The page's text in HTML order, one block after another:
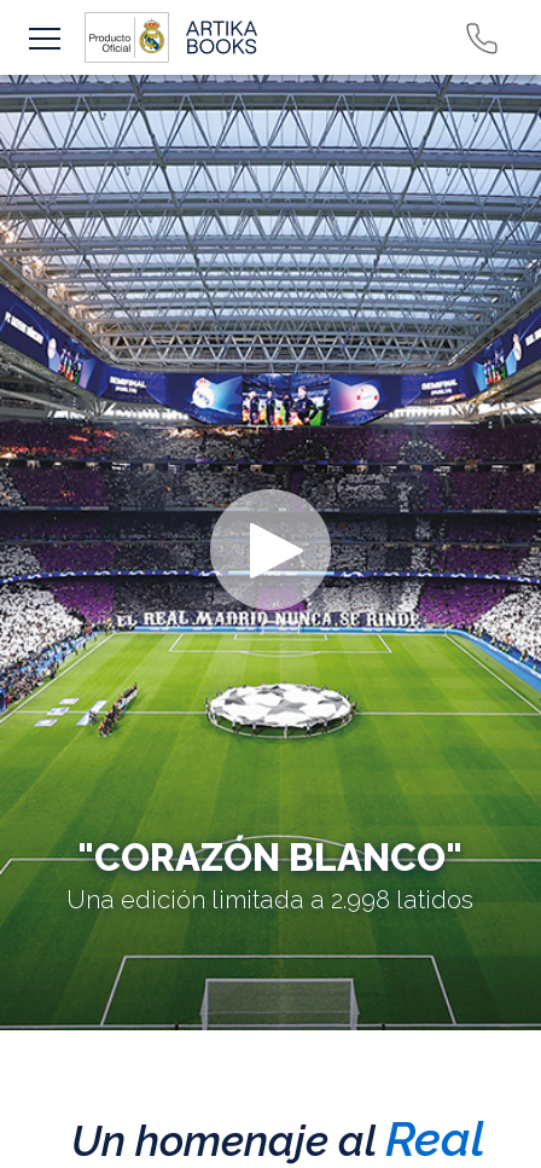
"CORAZÓN BLANCO"
Una edición limitada a 2.998 latidos
Un homenaje alReal